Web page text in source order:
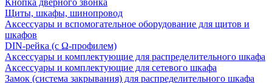
Кнопка дверного звонка
Щиты, шкафы, шинопровод
Аксессуары и вспомогательное оборудование для щитов и
шкафов
DIN-рейка (с Ω-профилем)
Аксессуары и комплектующие для распределительного шкафа
Аксессуары и комплектующие для сетевого шкафа
Замок (система закрывания) для распределительного шкафа